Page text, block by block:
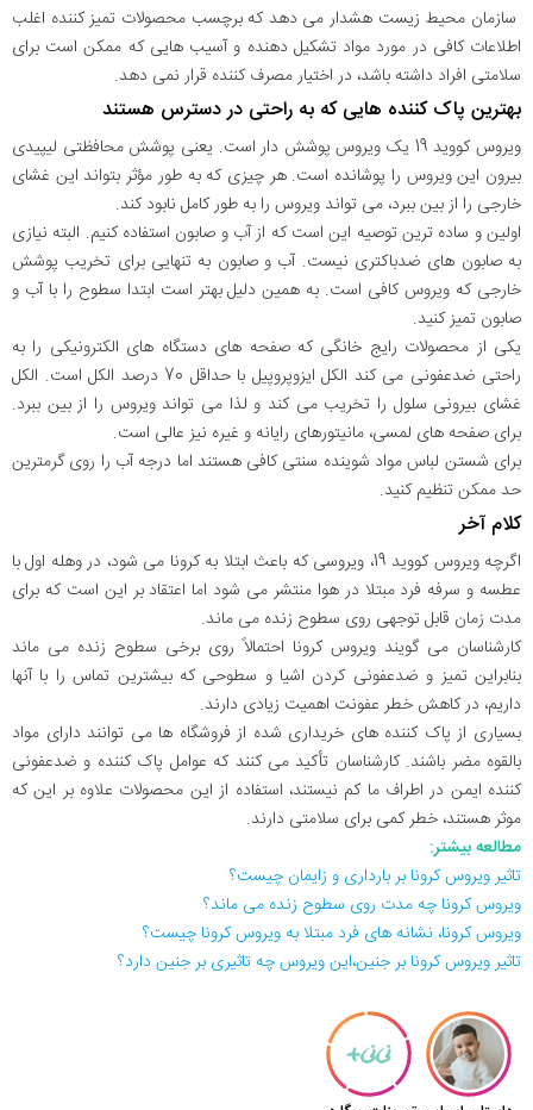
سازمان محیط زیست هشدار می دهد که برچسب محصولات تمیز کننده اغلب
اطلاعات کافی در مورد مواد تشکیل دهنده و آسیب هایی که ممکن است برای
سلامتی افراد داشته باشد، در اختیار مصرف کننده قرار نمی دهد.
بهترین پاک کننده هایی که به راحتی در دسترس هستند
ویروس کووید 19 یک ویروس پوشش دار است. یعنی پوشش محافظتی لیپیدی
بیرون این ویروس را پوشانده است. هر چیزی که به طور مؤثر بتواند این غشای
خارجی را از بین ببرد، می تواند ویروس را به طور کامل نابود کند.
اولین و ساده ترین توصیه این است که از آب و صابون استفاده کنیم. البته نیازی
به صابون های ضدباکتری نیست. آب و صابون به تنهایی برای تخریب پوشش
خارجی که ویروس کافی است. به همین دلیل بهتر است ابتدا سطوح را با آب و
صابون تمیز کنید.
یکی از محصولات رایج خانگی که صفحه های دستگاه های الکترونیکی را به
راحتی ضدعفونی می کند الکل ایزوپروپیل با حداقل 70 درصد الکل است. الکل
غشای بیرونی سلول را تخریب می کند و لذا می تواند ویروس را از بین ببرد.
برای صفحه های لمسی، مانیتورهای رایانه و غیره نیز عالی است.
برای شستن لباس مواد شوینده سنتی کافی هستند اما درجه آب را روی گرمترین
حد ممکن تنظیم کنید.
کلام آخر
اگرچه ویروس کووید 19، ویروسی که باعث ابتلا به کرونا می شود، در وهله اول با
عطسه و سرفه فرد مبتلا در هوا منتشر می شود اما اعتقاد بر این است که برای
مدت زمان قابل توجهی روی سطوح زنده می ماند.
کارشناسان می گویند ویروس کرونا احتمالاً روی برخی سطوح زنده می ماند
بنابراین تمیز و ضدعفونی کردن اشیا و سطوحی که بیشترین تماس را با آنها
داریم، در کاهش خطر عفونت اهمیت زیادی دارند.
بسیاری از پاک کننده های خریداری شده از فروشگاه ها می توانند دارای مواد
بالقوه مضر باشند. کارشناسان تأکید می کنند که عوامل پاک کننده و ضدعفونی
کننده ایمن در اطراف ما کم نیستند، استفاده از این محصولات علاوه بر این که
موثر هستند، خطر کمی برای سلامتی دارند.
مطالعه بیشتر:
تاثیر ویروس کرونا بر بارداری و زایمان چیست؟
ویروس کرونا چه مدت روی سطوح زنده می ماند؟
ویروس کرونا، نشانه های فرد مبتلا به ویروس کرونا چیست؟
تاثیر ویروس کرونا بر جنین،این ویروس چه تاثیری بر جنین دارد؟